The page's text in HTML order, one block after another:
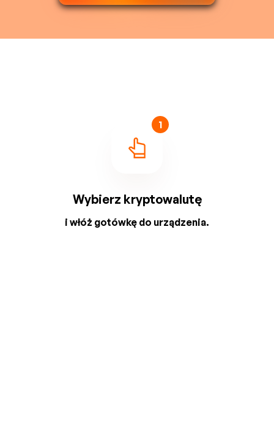
1
Wybierz kryptowalutę
i włóż gotówkę do urządzenia.